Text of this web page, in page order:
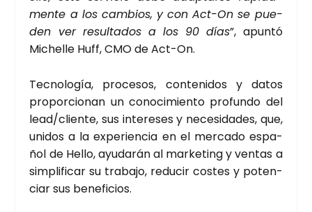
men­te a los cam­bios, y con Act-On se pue­
den ver resul­ta­dos a los 90 días”, apun­tó
Miche­lle Huff, CMO de Act-On.
Tec­no­lo­gía, pro­ce­sos, con­te­ni­dos y datos
pro­por­cio­nan un cono­ci­mien­to pro­fun­do del
lead/cliente, sus intere­ses y nece­si­da­des, que,
uni­dos a la expe­rien­cia en el mer­ca­do espa­
ñol de Hello, ayu­da­rán al mar­ke­ting y ven­tas a
sim­pli­fi­car su tra­ba­jo, redu­cir cos­tes y poten­
ciar sus bene­fi­cios.